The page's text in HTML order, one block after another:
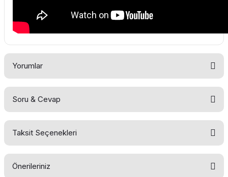
Yorumlar
Yorum Yaz
Soru & Cevap
Taksit Seçenekleri
Önerileriniz